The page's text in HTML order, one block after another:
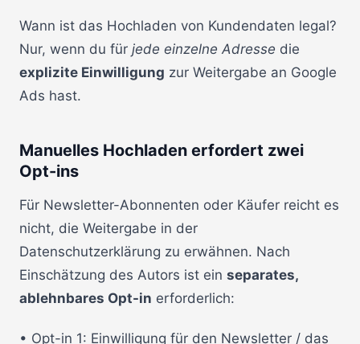
Wann ist das Hochladen von Kundendaten legal?
Nur, wenn du für jede einzelne Adresse die
explizite Einwilligung zur Weitergabe an Google
Ads hast.
Manuelles Hochladen erfordert zwei
Opt-ins
Für Newsletter-Abonnenten oder Käufer reicht es
nicht, die Weitergabe in der
Datenschutzerklärung zu erwähnen. Nach
Einschätzung des Autors ist ein separates,
ablehnbares Opt-in erforderlich:
• Opt-in 1: Einwilligung für den Newsletter / das